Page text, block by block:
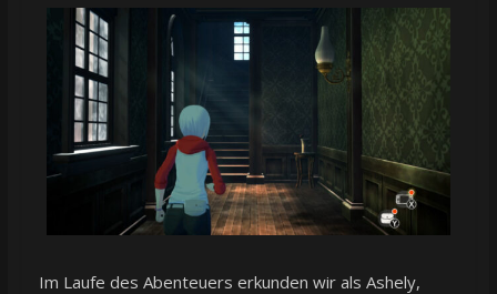
Im Laufe des Abenteuers erkunden wir als Ashely,